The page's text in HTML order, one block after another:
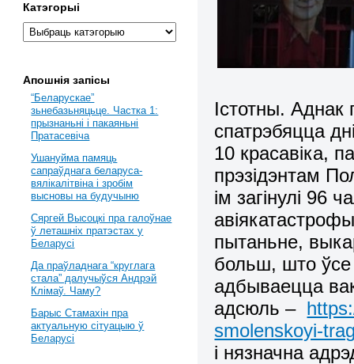
Істотны. Аднак
спатрэбяцца
10 красавіка,
прэзідэнтам
ім загінулі 96
пытаньне,
больш, што
адбываецца
адсюль –
smolenskoyi-
і нязначна
Катэгорыі
Апошнія запісы
“Беларускае”
зьнебазьняцьце. Частка 1:
прызнаньні і пакаяньні
Пратасевіча
Ушануйма памяць
сапраўднага беларуса-
вялікалітвіна і зробім
высновы на будучыню
Сяргей Высоцкі пра галоўнае
ў леташніх пратэстах у
Беларусі
Да праўладнага “круглага
стала” далучыўся Андрэй
Клімаў. Чаму?
Барыс Стамахін пра
актуальную сітуацыю ў
Беларусі